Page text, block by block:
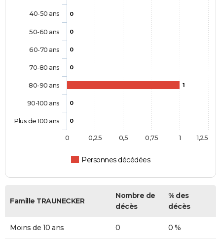
0
0
0
0
1
0
0
Personnes décédées
40-50 ans
50-60 ans
60-70 ans
70-80 ans
80-90 ans
90-100 ans
Plus de 100 ans
0 1
0,25 0,5 0,75 1,25
Famille TRAUNECKER
Nombre de
décès
% des
décès
Moins de 10 ans 0 0 %